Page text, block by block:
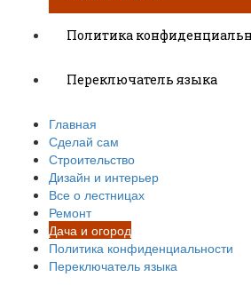
Политика
Переключатель языка
Главная
Сделай сам
Строительство
Дизайн и интерьер
Все о лестницах
Ремонт
Дача и огород
Политика конфиденциальности
Переключатель языка